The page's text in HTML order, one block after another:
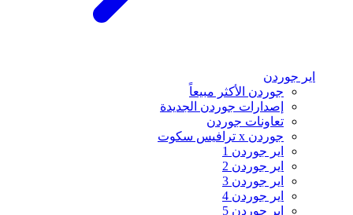
اير جوردن
جوردن الأكثر مبيعاً
إصدارات جوردن الجديدة
تعاونات جوردن
جوردن x ترافيس سكوت
اير جوردن 1
اير جوردن 2
اير جوردن 3
اير جوردن 4
اير جوردن 5